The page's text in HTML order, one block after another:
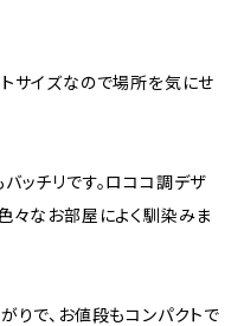
サイズなので場所を気にせ
ッチリです。ロココ調デザ
々なお部屋によく馴染みま
りで、お値段もコンパクトで